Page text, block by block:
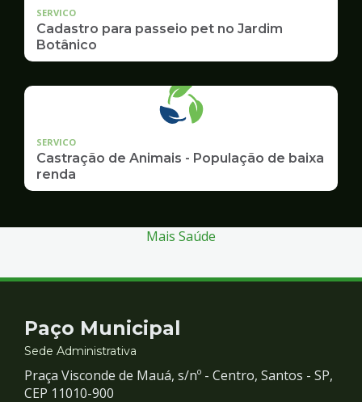
SERVICO
Cadastro para passeio pet no Jardim
Botânico
SERVICO
Castração de Animais - População de baixa
renda
Mais Saúde
Contato
e
Paço Municipal
Sede Administrativa
Praça Visconde de Mauá, s/nº - Centro, Santos - SP,
CEP 11010-900